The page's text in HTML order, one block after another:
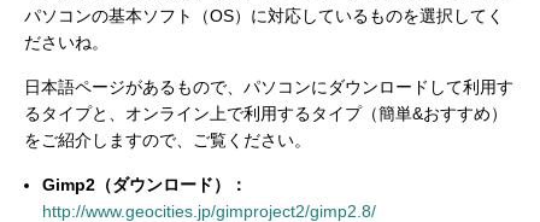
パソコンの基本ソフト（OS）に対応しているものを選択してく
ださいね。
日本語ページがあるもので、パソコンにダウンロードして利用す
るタイプと、オンライン上で利用するタイプ（簡単&おすすめ）
をご紹介しますので、ご覧ください。
Gimp2（ダウンロード）：
http://www.geocities.jp/gimproject2/gimp2.8/